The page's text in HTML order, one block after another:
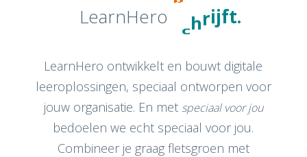
LearnHero ijft.
ou
LearnHero ontwikkelt en bouwt digitale
leeroplossingen, speciaal ontworpen voor
jouw organisatie. En met speciaal voor jou
bedoelen we echt speciaal voor jou.
Combineer je graag fletsgroen met